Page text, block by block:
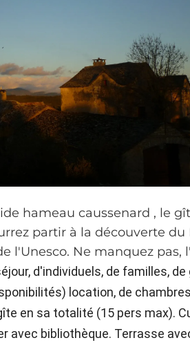
hameau caussenard , le
partir à la découverte du
l'Unesco. Ne manquez pas,
d'individuels, de familles,
location, de
en sa totalité (15 pers max).
avec bibliothèque. Terrasse